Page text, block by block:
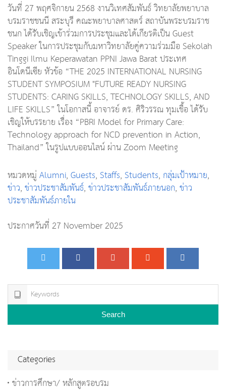
วันที่ 27 พฤศจิกายน 2568 งานวิเทศสัมพันธ์ วิทยาลัยพยาบาล
บรมราชชนนี สระบุรี คณะพยาบาลศาสตร์ สถาบันพระบรมราช
ชนก ได้รับเชิญเข้าร่วมการประชุมและได้เกียรติเป็น Guest
Speaker ในการประชุมกับมหาวิทยาลัยคู่ความร่วมมือ Sekolah
Tinggi Ilmu Keperawatan PPNI Jawa Barat ประเทศ
อินโดนีเซีย หัวข้อ “THE 2025 INTERNATIONAL NURSING
STUDENT SYMPOSIUM "FUTURE READY NURSING
STUDENTS: CARING SKILLS, TECHNOLOGY SKILLS, AND
LIFE SKILLS” ในโอกาสนี้ อาจารย์ ดร. ศิริวรรณ ทุมเชื้อ ได้รับ
เชิญให้บรรยาย เรื่อง “PBRI Model for Primary Care:
Technology approach for NCD prevention in Action,
Thailand” ในรูปแบบออนไลน์ ผ่าน Zoom Meeting
หมวดหมู่Alumni,Guests,Staffs,Students, กลุ่มเป้าหมาย,
ข่าว,ข่าวประชาสัมพันธ์,ข่าวประชาสัมพันธ์ภายนอก,ข่าว
ประชาสัมพันธ์ภายใน
ประกาศวันที่ 27 November 2025
Search
Categories
ข่าวการศึกษา/ หลักสูตรอบรม